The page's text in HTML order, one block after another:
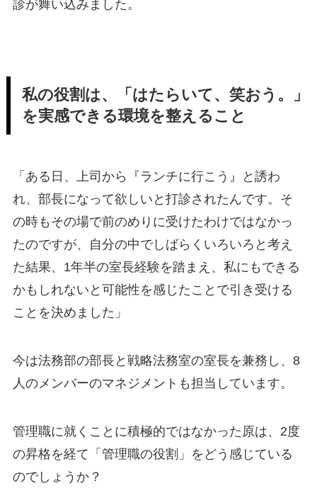
診が舞い込みました。
私の役割は、「はたらいて、笑おう。」
を実感できる環境を整えること
「ある日、上司から『ランチに行こう』と誘わ
れ、部長になって欲しいと打診されたんです。そ
の時もその場で前のめりに受けたわけではなかっ
たのですが、自分の中でしばらくいろいろと考え
た結果、1年半の室長経験を踏まえ、私にもできる
かもしれないと可能性を感じたことで引き受ける
ことを決めました」
今は法務部の部長と戦略法務室の室長を兼務し、8
人のメンバーのマネジメントも担当しています。
管理職に就くことに積極的ではなかった原は、2度
の昇格を経て「管理職の役割」をどう感じている
のでしょうか？